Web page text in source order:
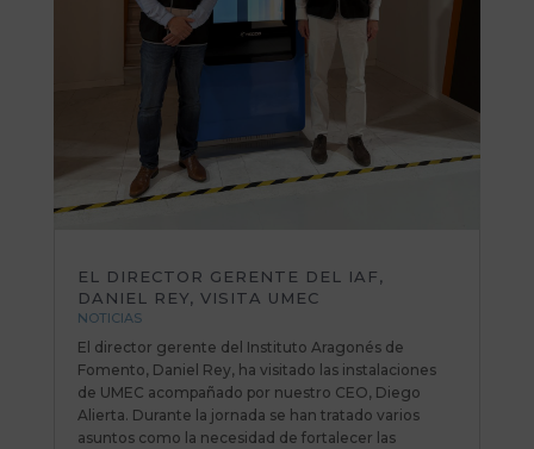
EL DIRECTOR GERENTE DEL IAF,
DANIEL REY, VISITA UMEC
NOTICIAS
El director gerente del Instituto Aragonés de
Fomento, Daniel Rey, ha visitado las instalaciones
de UMEC acompañado por nuestro CEO, Diego
Alierta. Durante la jornada se han tratado varios
asuntos como la necesidad de fortalecer las